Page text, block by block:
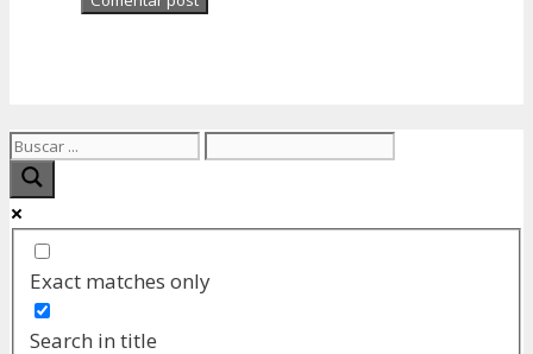
Exact matches only
Search in title